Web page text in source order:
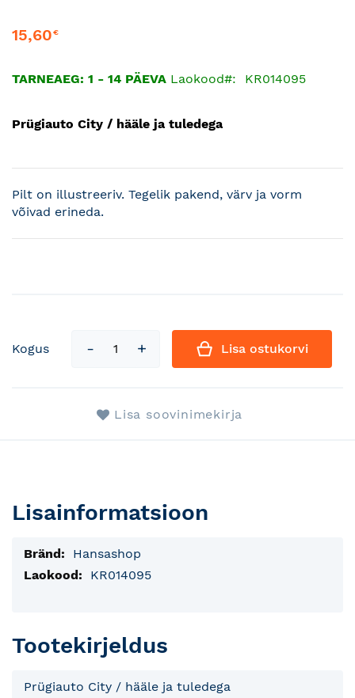
the
gallery
15,60€
TARNEAEG: 1 - 14 PÄEVA Laokood KR014095
Prügiauto City / hääle ja tuledega
Pilt on illustreeriv. Tegelik pakend, värv ja vorm
võivad erineda.
Kogus Lisa ostukorvi
Lisa soovinimekirja
Lisainformatsioon
Lisainfo
Hansashop
KR014095
Tootekirjeldus
Prügiauto City / hääle ja tuledega